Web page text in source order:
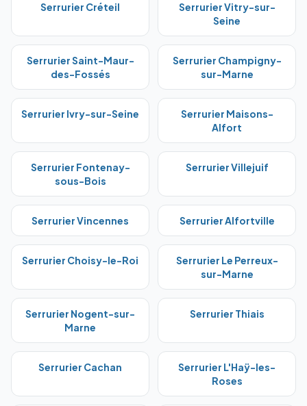
Serrurier Créteil SerrurierVitry-sur-
Seine
SerrurierSaint-Maur-
des-Fossés
Serrurier Champigny-
sur-Marne
Serrurier Ivry-sur-Seine Serrurier Maisons-
Alfort
Serrurier Fontenay-
sous-Bois
SerrurierVillejuif
SerrurierVincennes SerrurierAlfortville
Serrurier Choisy-le-Roi Serrurier Le Perreux-
sur-Marne
Serrurier Nogent-sur-
Marne
Serrurier Thiais
Serrurier Cachan Serrurier L'Haÿ-les-
Roses